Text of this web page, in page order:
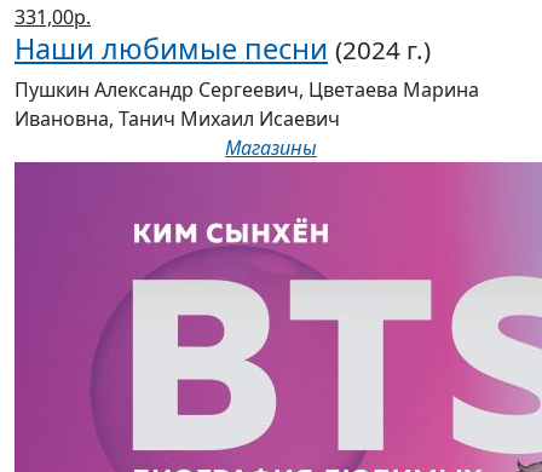
331,00р.
Наши любимые песни (2024 г.)
Пушкин Александр Сергеевич, Цветаева Марина
Ивановна, Танич Михаил Исаевич
Магазины